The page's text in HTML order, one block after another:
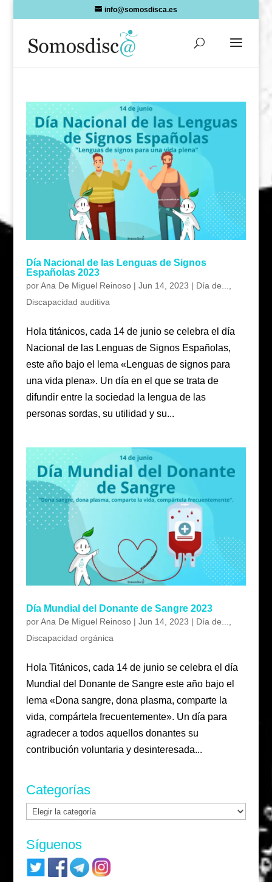
info@somosdisca.es
Día Nacional de las Lenguas de Signos
Españolas 2023
porAna De Miguel Reinoso| Jun 14, 2023 | Día de...
Discapacidad auditiva
Hola titánicos, cada 14 de junio se celebra el día
Nacional de las Lenguas de Signos Españolas,
este año bajo el lema «Lenguas de signos para
una vida plena». Un día en el que se trata de
difundir entre la sociedad la lengua de las
personas sordas, su utilidad y su...
Día Mundial del Donante de Sangre 2023
porAna De Miguel Reinoso| Jun 14, 2023 | Día de...
Discapacidad orgánica
Hola Titánicos, cada 14 de junio se celebra el día
Mundial del Donante de Sangre este año bajo el
lema «Dona sangre, dona plasma, comparte la
vida, compártela frecuentemente». Un día para
agradecer a todos aquellos donantes su
contribución voluntaria y desinteresada...
Categorías
Categorías
Síguenos